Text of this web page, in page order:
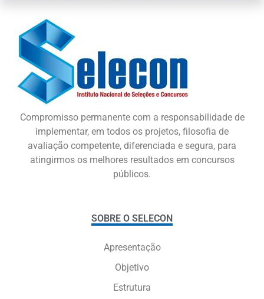
Compromisso permanente com a responsabilidade de
implementar, em todos os projetos, filosofia de
avaliação competente, diferenciada e segura, para
atingirmos os melhores resultados em concursos
públicos.
SOBRE O SELECON
Apresentação
Objetivo
Estrutura